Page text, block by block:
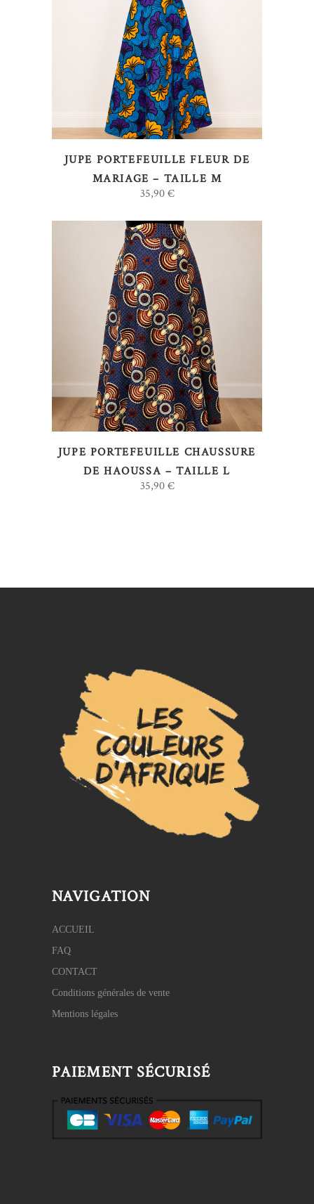
AJOUTER AU PANIER
JUPE PORTEFEUILLE FLEUR DE
MARIAGE – TAILLE M
35,90€
AJOUTER AU PANIER
JUPE PORTEFEUILLE CHAUSSURE
DE HAOUSSA – TAILLE L
35,90€
NAVIGATION
ACCUEIL
FAQ
CONTACT
Conditions générales de vente
Mentions légales
PAIEMENT SÉCURISÉ